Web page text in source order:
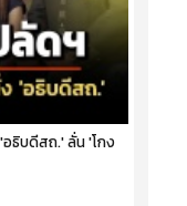
ธิบดีสถ.' ลั่น 'โกง